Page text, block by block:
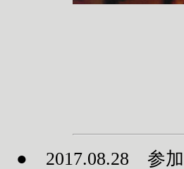
● 2017.08.28 参加